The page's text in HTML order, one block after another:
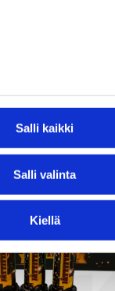
Salli kaikki
Salli valinta
Kiellä